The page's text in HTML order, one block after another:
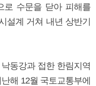
로 수문을 닫아 피해를
설계 거쳐 내년 상반기
동강과 접한 한림지역
해 12월 국토교통부에